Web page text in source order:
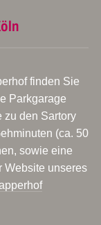
finden Sie
Parkgarage
zu den Sartory
(ca. 50
sowie eine
Website unseres